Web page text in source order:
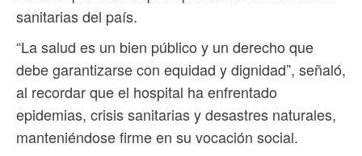
sanitarias del país.
“La salud es un bien público y un derecho que
debe garantizarse con equidad y dignidad”, señaló,
al recordar que el hospital ha enfrentado
epidemias, crisis sanitarias y desastres naturales,
manteniéndose firme en su vocación social.